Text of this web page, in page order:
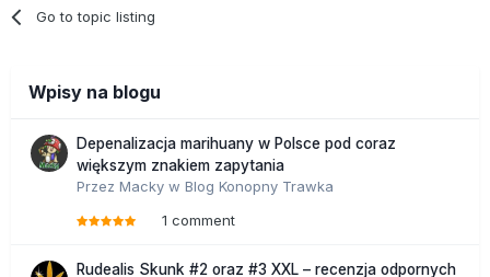
Go to topic listing
Wpisy na blogu
Depenalizacja marihuany w Polsce pod coraz
większym znakiem zapytania
Przez Macky w Blog Konopny Trawka
1 comment
Rudealis Skunk #2 oraz #3 XXL – recenzja odpornych